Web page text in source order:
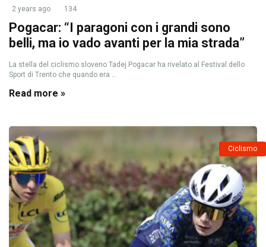
2 years ago 134
Pogacar: “I paragoni con i grandi sono
belli, ma io vado avanti per la mia strada”
La stella del ciclismo sloveno Tadej Pogacar ha rivelato al Festival dello
Sport di Trento che quando era ...
Read more »
Ciclismo